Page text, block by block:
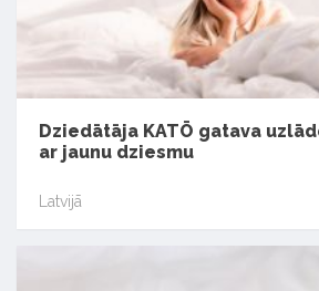
Dziedātāja KATŌ gatava
ar jaunu dziesmu
Latvijā